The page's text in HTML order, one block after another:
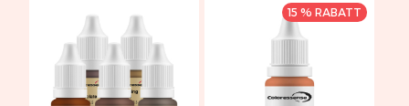
15 % RABATT